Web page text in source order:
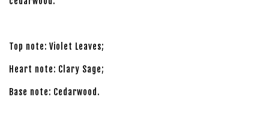
Top note: Violet Leaves;
Heart note: Clary Sage;
Base note: Cedarwood.